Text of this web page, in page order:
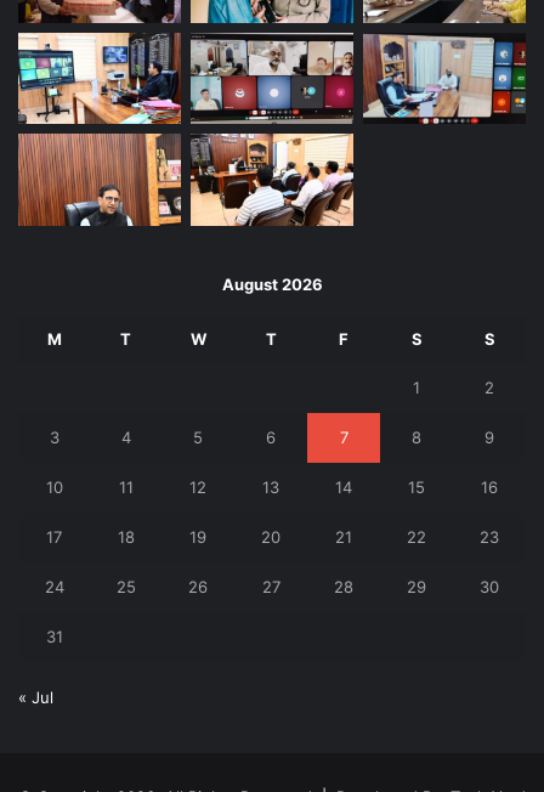
August 2026
M T W T F S S
1 2
3 4 5 6 7 8 9
10 11 12 13 14 15 16
17 18 19 20 21 22 23
24 25 26 27 28 29 30
31
« Jul